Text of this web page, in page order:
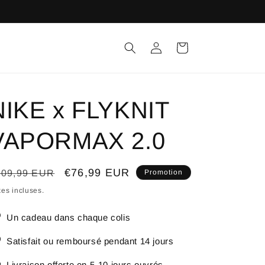
ConnexionPanier
x FLYKNIT
2.0
EUR
Prix
€76,99 EUR Promotion
incluses.
Un cadeau dans chaque colis
Satisfait ou remboursé pendant 14 jours